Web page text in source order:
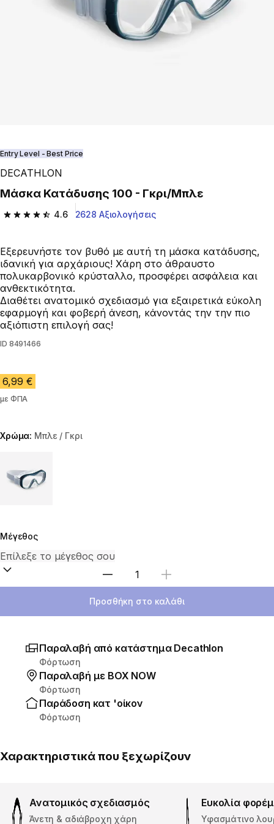
Entry Level - Best Price
DECATHLON
Μάσκα Κατάδυσης 100 - Γκρι/Μπλε
4.6
4.6 out of 5 stars from 2628 reviews
2628 Αξιολογήσεις
Εξερευνήστε τον βυθό με αυτή τη μάσκα κατάδυσης,
ιδανική για αρχάριους! Χάρη στο άθραυστο
πολυκαρβονικό κρύσταλλο, προσφέρει ασφάλεια και
ανθεκτικότητα.
Διαθέτει ανατομικό σχεδιασμό για εξαιρετικά εύκολη
εφαρμογή και φοβερή άνεση, κάνοντάς την την πιο
αξιόπιστη επιλογή σας!
ID 8491466
6,99 €
με ΦΠΑ
Χρώμα: Μπλε / Γκρι
Μέγεθος
Επιλέξτε ποσότητα
Προσθήκη στο καλάθι
Παραλαβή από κατάστημα Decathlon
Φόρτωση
Παραλαβή με ΒΟΧ ΝΟW
Φόρτωση
Παράδοση κατ 'οίκον
Φόρτωση
Χαρακτηριστικά που ξεχωρίζουν
Ανατομικός σχεδιασμός
Άνετη & αδιάβροχη χάρη
Ευκολία
Υφασμάτινο